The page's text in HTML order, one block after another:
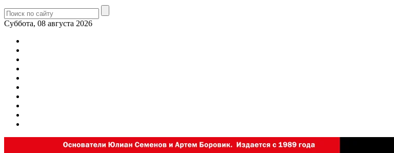
Суббота, 08 августа 2026